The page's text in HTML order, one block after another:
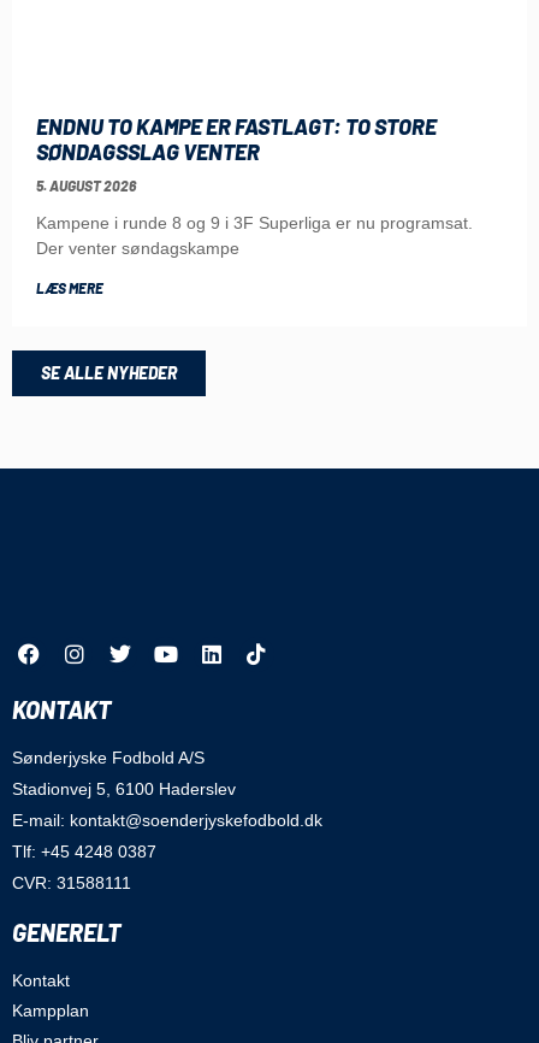
ENDNU TO KAMPE ER FASTLAGT: TO STORE
SØNDAGSSLAG VENTER
5. AUGUST 2026
Kampene i runde 8 og 9 i 3F Superliga er nu programsat.
Der venter søndagskampe
LÆS MERE
SE ALLE NYHEDER
KONTAKT
Sønderjyske Fodbold A/S
Stadionvej 5, 6100 Haderslev
E-mail: kontakt@soenderjyskefodbold.dk
Tlf: +45 4248 0387
CVR: 31588111
GENERELT
Kontakt
Kampplan